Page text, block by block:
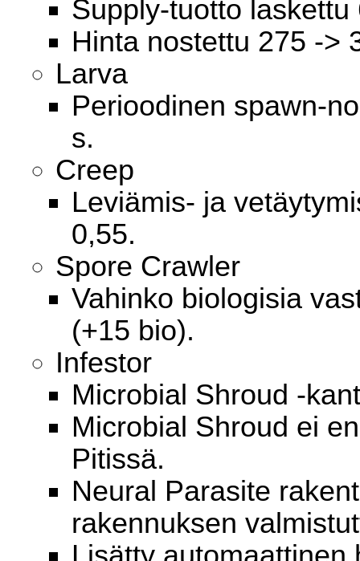
Supply-tuotto laskettu
Hinta nostettu 275 ->
Larva
Perioodinen spawn-
s.
Creep
Leviämis- ja
0,55.
Spore Crawler
Vahinko biologisia
(+15 bio).
Infestor
Microbial Shroud -
Microbial Shroud ei
Pitissä.
Neural Parasite
rakennuksen